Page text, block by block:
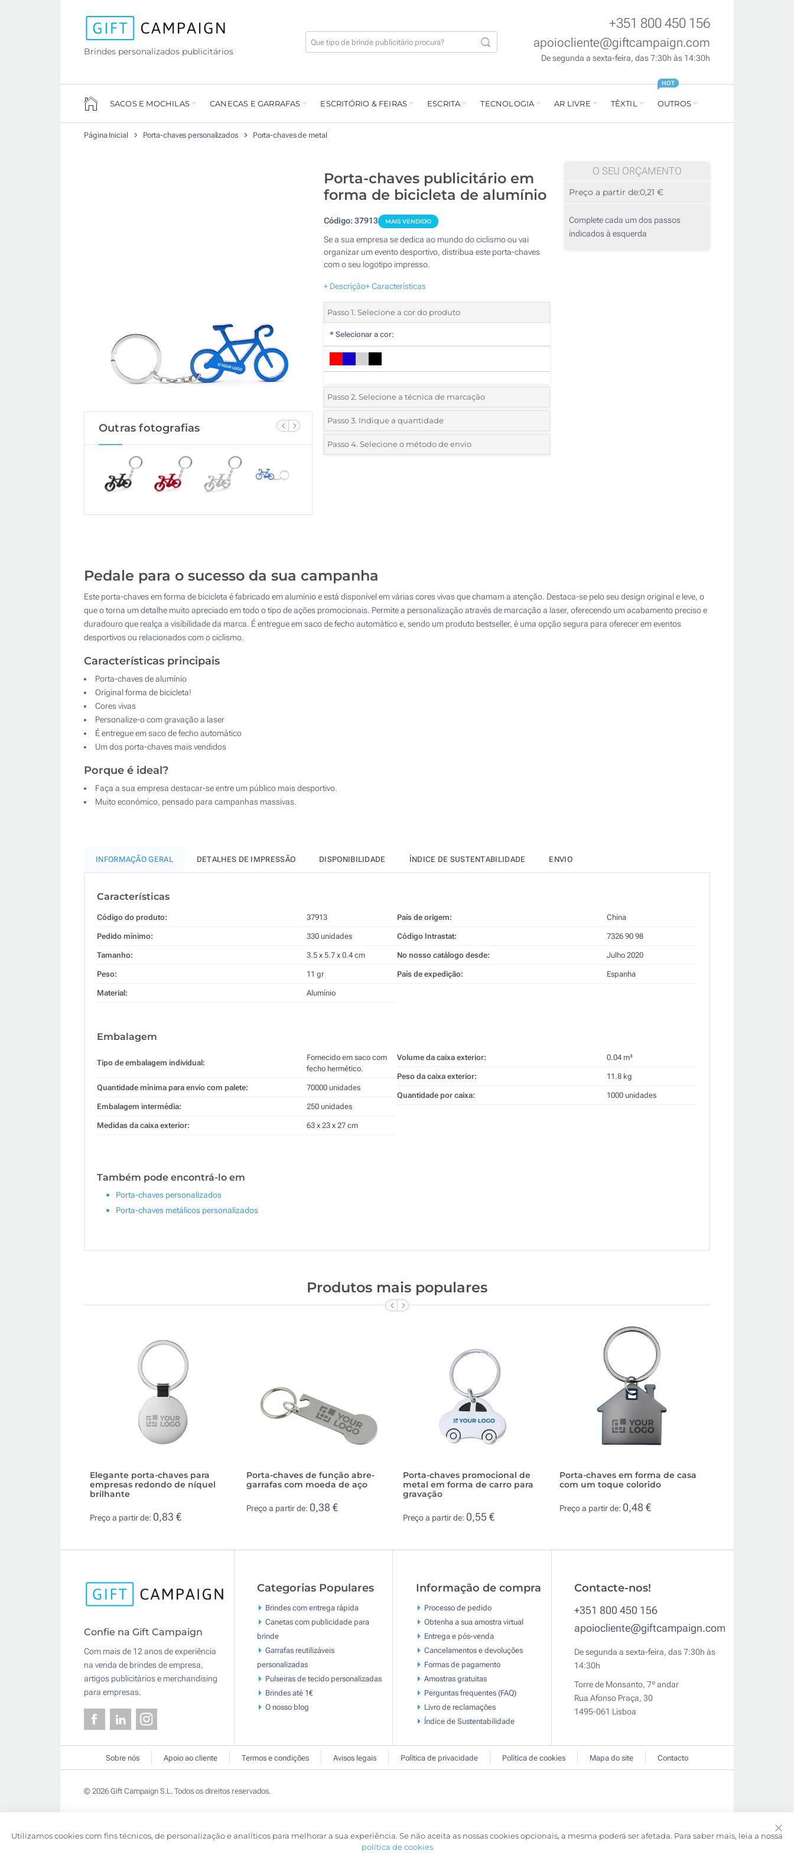
Brindes personalizados publicitários
+351 800 450 156
apoiocliente@giftcampaign.com
De segunda a sexta-feira, das 7:30h às 14:30h
SACOS E MOCHILAS CANECAS E GARRAFAS ESCRITÓRIO & FEIRAS ESCRITA TECNOLOGIA AR LIVRE TÊXTIL OUTROS
HOT
Página Inicial Porta-chaves personalizados Porta-chaves de metal
Outras fotografias
Porta-chaves publicitário em
forma de bicicleta de alumínio
Código:37913 MAIS VENDIDO
Se a sua empresa se dedica ao mundo do ciclismo ou vai
organizar um evento desportivo, distribua este porta-chaves
com o seu logotipo impresso.
+ Descrição+ Características
Passo 1. Selecione a cor do produto
* Selecionar a cor:
Passo 2. Selecione a técnica de marcação
*Selecione o tipo de marcação e as cores do logotipo:
1 Cor (Num lado)
Passo 3. Indique a quantidade
*Quantidade mínima:330
Outra : Atualizar
Passo 4. Selecione o método de envio
O SEU ORÇAMENTO
Preço a partir de:0,21 €
Complete cada um dos passos
indicados à esquerda
Pedale para o sucesso da sua campanha
Este porta-chaves em forma de bicicleta é fabricado em alumínio e está disponível em várias cores vivas que chamam a atenção. Destaca-se pelo seu design original e leve, o
que o torna um detalhe muito apreciado em todo o tipo de ações promocionais. Permite a personalização através de marcação a laser, oferecendo um acabamento preciso e
duradouro que realça a visibilidade da marca. É entregue em saco de fecho automático e, sendo um produto bestseller, é uma opção segura para oferecer em eventos
desportivos ou relacionados com o ciclismo.
Características principais
Porta-chaves de alumínio
Original forma de bicicleta!
Cores vivas
Personalize-o com gravação a laser
É entregue em saco de fecho automático
Um dos porta-chaves mais vendidos
Porque é ideal?
Faça a sua empresa destacar-se entre um público mais desportivo.
Muito económico, pensado para campanhas massivas.
INFORMAÇÃO GERAL DETALHES DE IMPRESSÃO DISPONIBILIDADE ÍNDICE DE SUSTENTABILIDADE ENVIO
Características
Código do produto: 37913
Pedido mínimo: 330 unidades
Tamanho: 3.5 x 5.7 x 0.4 cm
Peso: 11 gr
Material: Alumínio
País de origem: China
Código Intrastat: 7326 90 98
No nosso catálogo desde: Julho 2020
País de expedição: Espanha
Embalagem
Tipo de embalagem individual:
Fornecido em saco com
fecho hermético.
Quantidade mínima para envio com palete: 70000 unidades
Embalagem intermédia: 250 unidades
Medidas da caixa exterior: 63 x 23 x 27 cm
Volume da caixa exterior: 0.04 m³
Peso da caixa exterior: 11.8 kg
Quantidade por caixa: 1000 unidades
Também pode encontrá-lo em
Porta-chaves personalizados
Porta-chaves metálicos personalizados
Produtos mais populares
Elegante porta-chaves para
empresas redondo de níquel
brilhante
Preço a partir de: 0,83 €
Porta-chaves de função abre-
garrafas com moeda de aço
Preço a partir de: 0,38 €
Porta-chaves promocional de
metal em forma de carro para
gravação
Preço a partir de: 0,55 €
Porta-chaves em forma de casa
com um toque colorido
Preço a partir de: 0,48 €
Confie na Gift Campaign
Com mais de 12 anos de experiência
na venda de brindes de empresa,
artigos publicitários e merchandising
para empresas.
Categorias Populares
Brindes com entrega rápida
Canetas com publicidade para
brinde
Garrafas reutilizáveis
personalizadas
Pulseiras de tecido personalizadas
Brindes até 1€
O nosso blog
Informação de compra
Processo de pedido
Obtenha a sua amostra virtual
Entrega e pós-venda
Cancelamentos e devoluções
Formas de pagamento
Amostras gratuitas
Perguntas frequentes (FAQ)
Livro de reclamaçōes
Índice de Sustentabilidade
Contacte-nos!
+351 800 450 156
apoiocliente@giftcampaign.com
De segunda a sexta-feira, das 7:30h às
14:30h
Torre de Monsanto, 7º andar
Rua Afonso Praça, 30
1495-061 Lisboa
Sobre nós Apoio ao cliente Termos e condições Avisos legais Política de privacidade Política de cookies Mapa do site Contacto
© 2026 Gift Campaign S.L. Todos os direitos reservados.
Utilizamos cookies com fins técnicos, de personalização e analíticos para melhorar a sua experiência. Se não aceita as nossas cookies opcionais, a mesma poderá ser afetada. Para saber mais, leia a nossa
política de cookies